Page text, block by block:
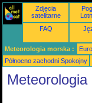
Zdjęcia
satelitarne
FAQ
Meteorologia morska :
Północno zachodni Spokojny